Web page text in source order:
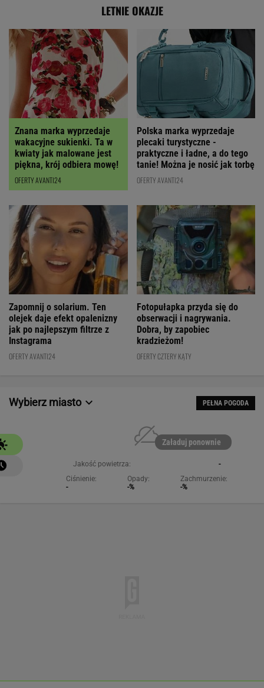
LETNIE OKAZJE
Znana marka wyprzedaje
wakacyjne sukienki. Ta w
kwiaty jak malowane jest
piękna, krój odbiera mowę!
OFERTY AVANTI24
Polska marka wyprzedaje
plecaki turystyczne -
praktyczne i ładne, a do tego
tanie! Można je nosić jak torbę
OFERTY AVANTI24
Zapomnij o solarium. Ten
olejek daje efekt opalenizny
jak po najlepszym filtrze z
Instagrama
OFERTY AVANTI24
Fotopułapka przyda się do
obserwacji i nagrywania.
Dobra, by zapobiec
kradzieżom!
OFERTY CZTERY KĄTY
Wybierz miasto PEŁNA POGODA
Załaduj ponownie
Jakość powietrza:
-
Ciśnienie:
-
Opady:
-%
Zachmurzenie:
-%